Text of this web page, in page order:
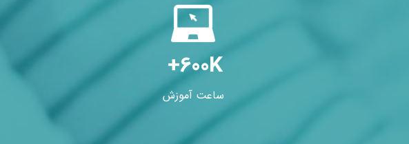
+600K
ساعت آموزش